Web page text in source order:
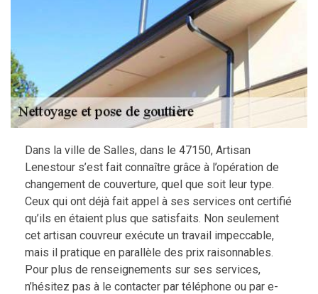
Dans la ville de Salles, dans le 47150, Artisan
Lenestour s’est fait connaître grâce à l’opération de
changement de couverture, quel que soit leur type.
Ceux qui ont déjà fait appel à ses services ont certifié
qu’ils en étaient plus que satisfaits. Non seulement
cet artisan couvreur exécute un travail impeccable,
mais il pratique en parallèle des prix raisonnables.
Pour plus de renseignements sur ses services,
n’hésitez pas à le contacter par téléphone ou par e-